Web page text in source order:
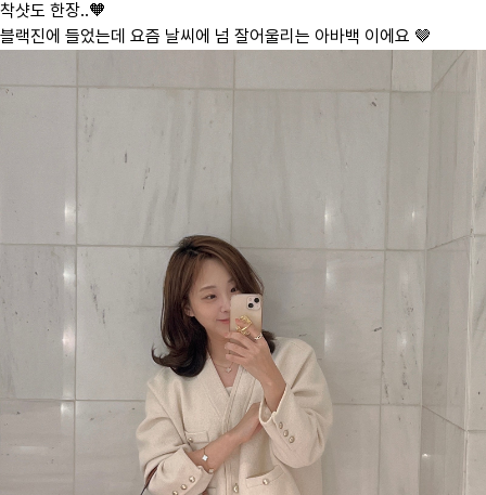
착샷도 한장..🧡
블랙진에 들었는데 요즘 날씨에 넘 잘어울리는 아바백 이에요 🤎